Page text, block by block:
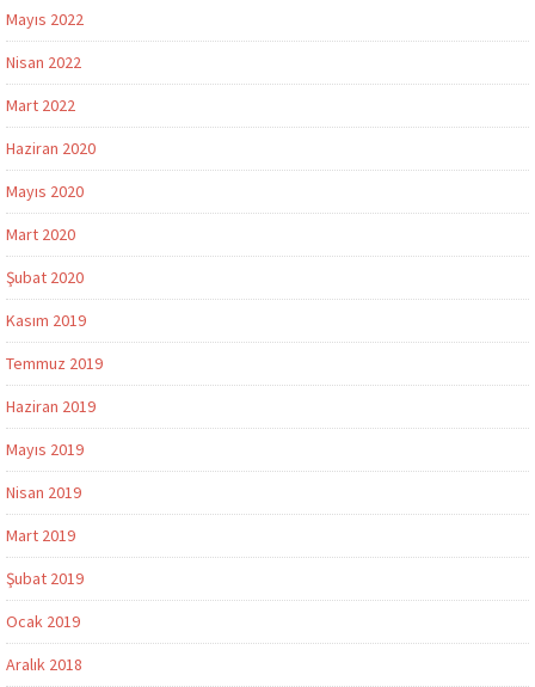
Mayıs 2022
Nisan 2022
Mart 2022
Haziran 2020
Mayıs 2020
Mart 2020
Şubat 2020
Kasım 2019
Temmuz 2019
Haziran 2019
Mayıs 2019
Nisan 2019
Mart 2019
Şubat 2019
Ocak 2019
Aralık 2018